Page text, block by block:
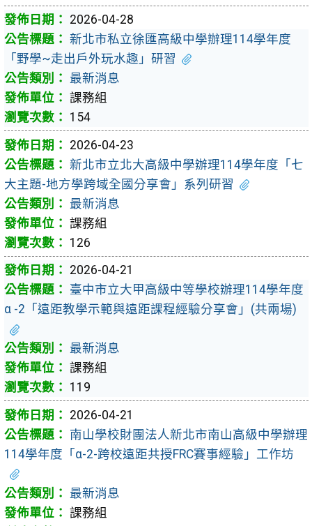
2026-04-28
新北市私立徐匯高級中學辦理114學年度
「野學~走出戶外玩水趣」研習
最新消息
課務組
154
2026-04-23
新北市立北大高級中學辦理114學年度「七
大主題-地方學跨域全國分享會」系列研習
最新消息
課務組
126
2026-04-21
臺中市立大甲高級中等學校辦理114學年度
α -2「遠距教學示範與遠距課程經驗分享會」(共兩場)
最新消息
課務組
119
2026-04-21
南山學校財團法人新北市南山高級中學辦理
114學年度「α-2-跨校遠距共授FRC賽事經驗」工作坊
最新消息
課務組